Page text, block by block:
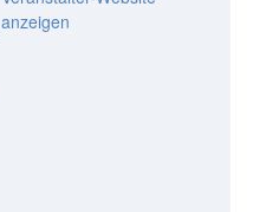
anzeigen